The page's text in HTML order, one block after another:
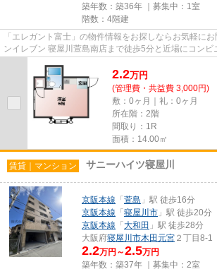
築年数：築36年 ｜募集中： 1室
階数：4階建
「エレガント富士」の物件情報をお探しならお気軽に
ンイレブン 寝屋川萱島南店まで徒歩5分と近場にコンビ
2.2万円
(管理費・共益費 3,000円)
敷：0ヶ月｜礼：0ヶ月
所在階：2階
間取り：1R
面積：14.00㎡
賃貸｜マンション サニーハイツ寝屋川
京阪本線 「 萱島 」駅 徒歩16分
京阪本線 「 寝屋川市 」駅 徒歩20分
京阪本線 「 大和田 」駅 徒歩28分
大阪府寝屋川市木田元宮 ２丁目8-1
2.2万円～2.5万円
築年数：築37年 ｜募集中： 2室